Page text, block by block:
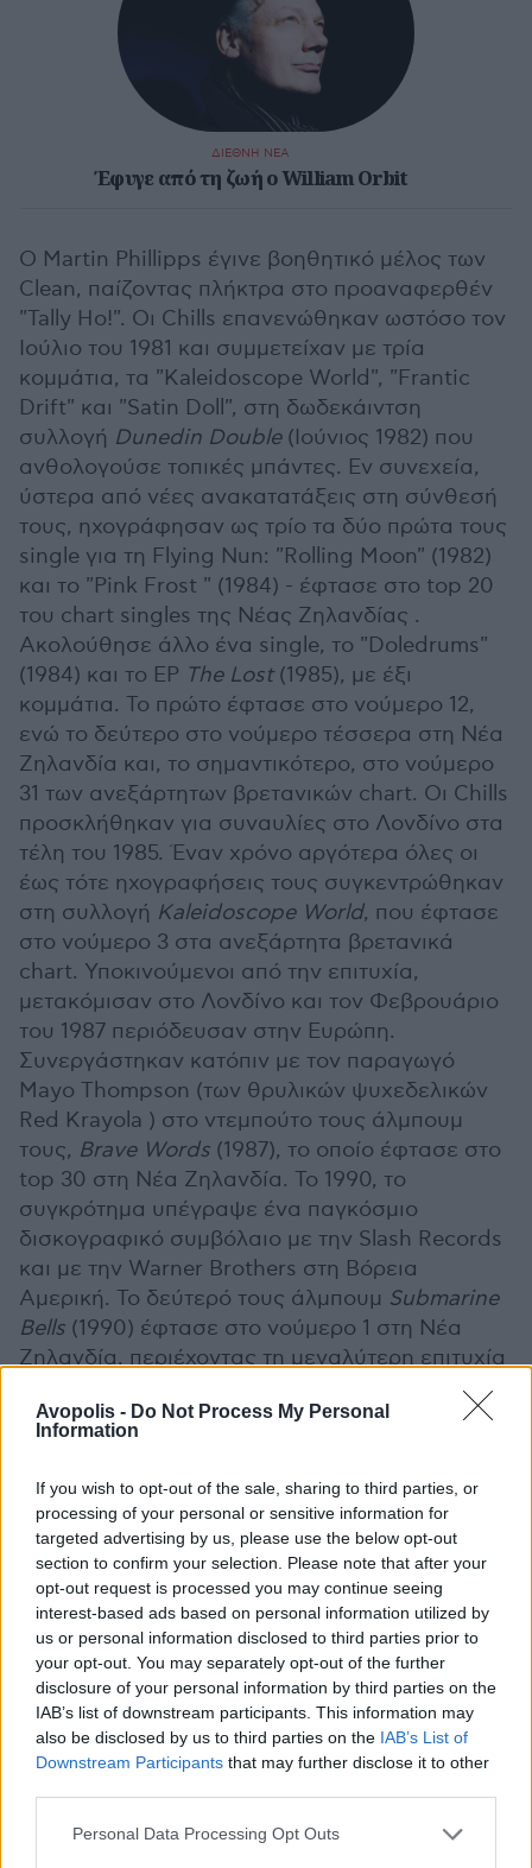
Avopolis - Do Not Process My Personal
Information
If you wish to opt-out of the sale, sharing to third parties, or
processing of your personal or sensitive information for
targeted advertising by us, please use the below opt-out
section to confirm your selection. Please note that after your
opt-out request is processed you may continue seeing
interest-based ads based on personal information utilized by
us or personal information disclosed to third parties prior to
your opt-out. You may separately opt-out of the further
disclosure of your personal information by third parties on the
IAB’s list of downstream participants. This information may
also be disclosed by us to third parties on the IAB’s List of
Downstream Participants that may further disclose it to other
Personal Data Processing Opt Outs
ΔΙΕΘΝΗ ΝΕΑ
Έφυγε από τη ζωή ο William Orbit
Ο Martin Phillipps έγινε βοηθητικό μέλος των
Clean, παίζοντας πλήκτρα στο προαναφερθέν
"Tally Ho!". Οι Chills επανενώθηκαν ωστόσο τον
Ιούλιο του 1981 και συμμετείχαν με τρία
κομμάτια, τα "Kaleidoscope World", "Frantic
Drift" και "Satin Doll", στη δωδεκάιντση
συλλογή Dunedin Double(Ιούνιος 1982) που
ανθολογούσε τοπικές μπάντες. Εν συνεχεία,
ύστερα από νέες ανακατατάξεις στη σύνθεσή
τους, ηχογράφησαν ως τρίο τα δύο πρώτα τους
single για τη Flying Nun: "Rolling Moon" (1982)
και το "Pink Frost " (1984) - έφτασε στο top 20
του chart singles της Νέας Ζηλανδίας .
Ακολούθησε άλλο ένα single, το "Doledrums"
(1984) και το EP The Lost(1985), με έξι
κομμάτια. Το πρώτο έφτασε στο νούμερο 12,
ενώ το δεύτερο στο νούμερο τέσσερα στη Νέα
Ζηλανδία και, το σημαντικότερο, στο νούμερο
31 των ανεξάρτητων βρετανικών chart. Οι Chills
προσκλήθηκαν για συναυλίες στο Λονδίνο στα
τέλη του 1985. Έναν χρόνο αργότερα όλες οι
έως τότε ηχογραφήσεις τους συγκεντρώθηκαν
στη συλλογή Kaleidoscope World, που έφτασε
στο νούμερο 3 στα ανεξάρτητα βρετανικά
chart. Υποκινούμενοι από την επιτυχία,
μετακόμισαν στο Λονδίνο και τον Φεβρουάριο
του 1987 περιόδευσαν στην Ευρώπη.
Συνεργάστηκαν κατόπιν με τον παραγωγό
Mayo Thompson (των θρυλικών ψυχεδελικών
Red Krayola ) στο ντεμπούτο τους άλμπουμ
τους, Brave Words (1987), το οποίο έφτασε στο
top 30 στη Νέα Ζηλανδία. Το 1990, το
συγκρότημα υπέγραψε ένα παγκόσμιο
δισκογραφικό συμβόλαιο με την Slash Records
και με την Warner Brothers στη Βόρεια
Αμερική. Το δεύτερό τους άλμπουμ Submarine
Bells (1990) έφτασε στο νούμερο 1 στη Νέα
Ζηλανδία, περιέχοντας τη μεγαλύτερη επιτυχία
τους, το "Heavenly Pop Hit". Το τρίτο άλμπουμ
του συγκροτήματος με τον τίτλοSoft
επικείμενη παγκόσμια τουρνέ, ο Phillipps
ανακοίνωσε αιφνιδίως τη διάλυση των Chills.
Στα μέσα της δεκαετίας του 1990 το γκρουπ
επανασυνδέθηκε, όμως ατυχίες συνόδευσαν
την ηχογράφηση του τέταρτου στούντιο
άλμπουμ με τίτλο Sunburnt, στην Αγγλία, από
τον Αύγουστο έως τον Σεπτέμβριο του 1995. Σε
δύο μέλη του συγκροτήματος απαγορεύτηκε η
είσοδος στο Ηνωμένο Βασίλειο, οπότε ο Phillips
στρατολόγησε session μουσικούς, τον Dave
Mattacks (των Fairport Convention ) και τον
Dave Gregory (των XTC ). Ο δίσκος